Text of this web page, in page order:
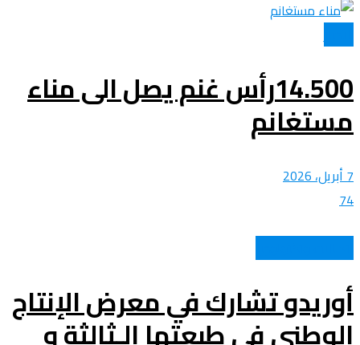
14.500رأس غنم يصل الى مناء
مستغانم
7 أبريل، 2026
74
أوريدو تشارك في معرض الإنتاج
الوطني في طبعتها الـثالثة و